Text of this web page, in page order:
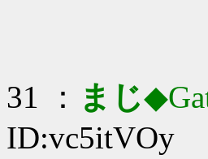
31 ： まじ
ID:vc5itVOy